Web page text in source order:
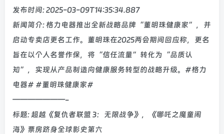
发布时间: 2025-03-09T14:35:34.887
新闻简介: 格力电器推出全新战略品牌“董明珠健康家”，并
启动专卖店更名工作。董明珠在2025两会期间回应称，更名
旨在以个人名誉作保，将“信任流量”转化为“品质认
知”，实现从产品制造向健康服务转型的战略升级。#格力
电器# #董明珠健康家#
———————-
标题: 超越《复仇者联盟 3：无限战争》，《哪吒之魔童闹
海》票房跻身全球影史第六